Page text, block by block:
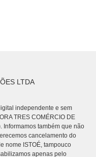
LTDA
independente e sem
TRES COMÉRCIO DE
Informamos também que não
cancelamento do
nome ISTOÉ, tampouco
apenas pelo